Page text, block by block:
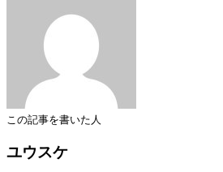
この記事を書いた人
ユウスケ